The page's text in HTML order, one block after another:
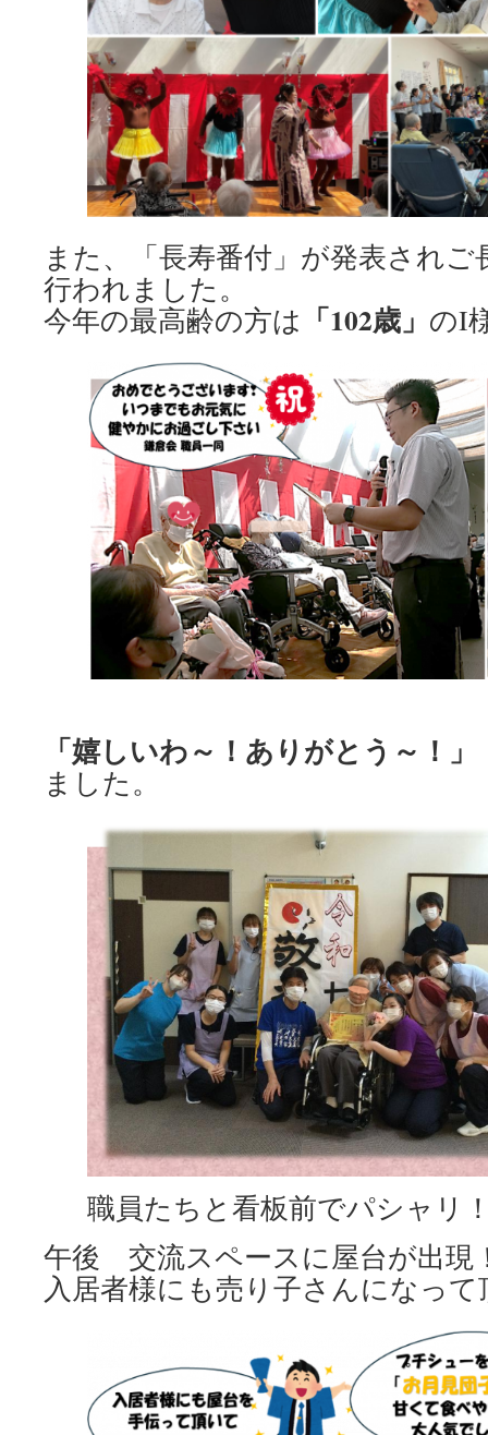
また、「長寿番付」が発表され
行われました。
今年の最高齢の方は 「102歳」 のI
「嬉しいわ～！ありがとう～！」
ました。
職員たちと看板前でパシャリ
午後 交流スペースに屋台が出現
入居者様にも売り子さんになっ